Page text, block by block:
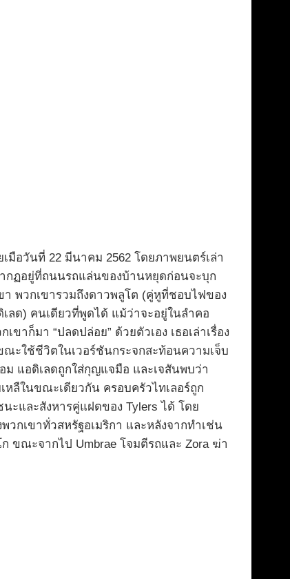
มือวันที่ 22 มีนาคม 2562 โดยภาพยนตร์เล่า
ากฏอยู่ที่ถนนรถแล่นของบ้านหยุดก่อนจะบุก
า พวกเขารวมถึงดาวพลูโต (คู่หูที่ชอบไฟของ
ลด) คนเดียวที่พูดได้ แม้ว่าจะอยู่ในลำคอ
าก็มา “ปลดปล่อย” ด้วยตัวเอง เธอเล่าเรื่อง
ะใช้ชีวิตในเวอร์ชันกระจกสะท้อนความเจ็บ
ม แอดิเลดถูกใส่กุญแจมือ และเจสันพบว่า
หลืในขณะเดียวกัน ครอบครัวไทเลอร์ถูก
ะและสังหารคู่แฝดของ Tylers ได้ โดย
วกเขาทั่วสหรัฐอเมริกา และหลังจากทำเช่น
ขณะจากไป Umbrae โจมตีรถและ Zora ฆ่า